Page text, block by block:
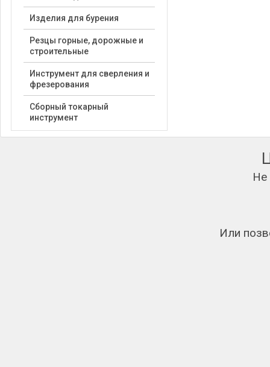
Изделия для бурения
Резцы горные, дорожные и
строительные
Инструмент для сверления и
фрезерования
Сборный токарный
инструмент
Не
Или